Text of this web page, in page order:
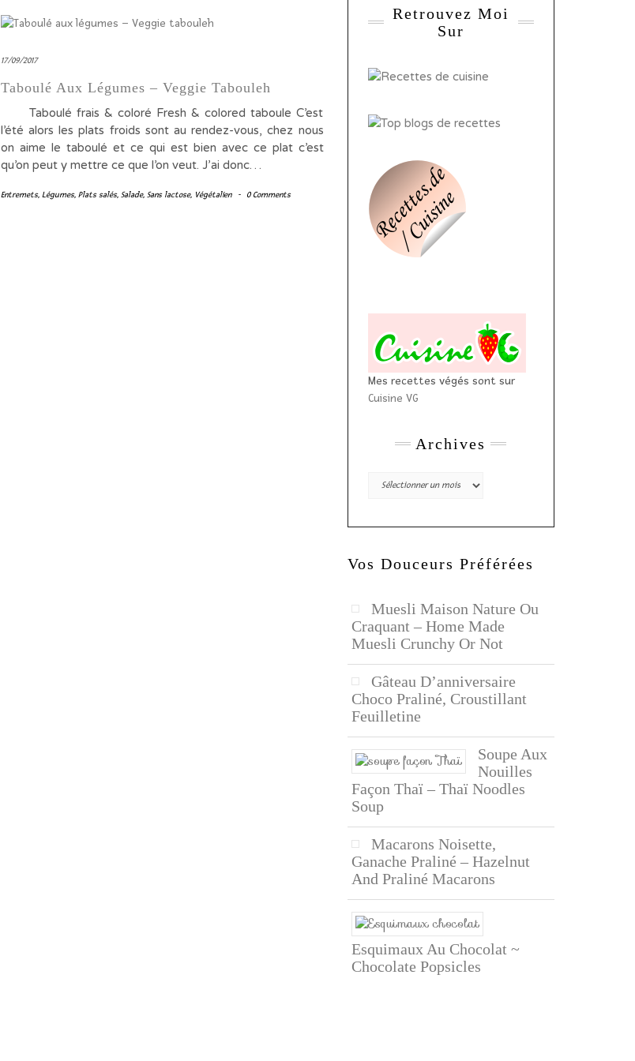
17/09/2017
Taboulé Aux Légumes – Veggie Tabouleh
Taboulé frais & coloré Fresh & colored taboule C’est
l’été alors les plats froids sont au rendez-vous, chez nous
on aime le taboulé et ce qui est bien avec ce plat c’est
qu’on peut y mettre ce que l’on veut. J’ai donc…
Entremets, Légumes, Plats salés, Salade, Sans lactose, Végétalien - 0 Comments
Retrouvez Moi
Sur
Mes recettes végés sont sur
Cuisine VG
Archives
Archives
Vos Douceurs Préférées
Muesli Maison Nature Ou
Craquant – Home Made
Muesli Crunchy Or Not
Gâteau D’anniversaire
Choco Praliné, Croustillant
Feuilletine
Soupe Aux
Nouilles
Façon Thaï – Thaï Noodles
Soup
Macarons Noisette,
Ganache Praliné – Hazelnut
And Praliné Macarons
Esquimaux Au Chocolat ~
Chocolate Popsicles